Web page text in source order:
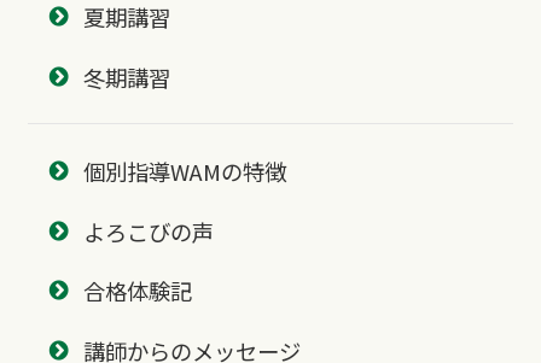
夏期講習
冬期講習
個別指導WAMの特徴
よろこびの声
合格体験記
講師からのメッセージ